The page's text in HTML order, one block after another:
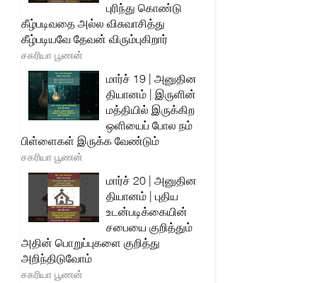
புரிந்து கொண்டு
கீழ்படிவதை அல்ல விசுவாசித்து
கீழ்படியவே தேவன் விரும்புகிறார்
சகரியா பூணன்
மார்ச் 19 | அனுதின
தியானம் | இருளின்
மத்தியில் இருக்கிற
ஒளியைப் போல நம்
பிள்ளைகள் இருக்க வேண்டும்
சகரியா பூணன்
மார்ச் 20 | அனுதின
தியானம் | புதிய
உடன்படிக்கையின்
சபையை குறித்தும்
அதின் பொறுப்புகளை குறித்து
அறிந்திடுவோம்
சகரியா பூணன்